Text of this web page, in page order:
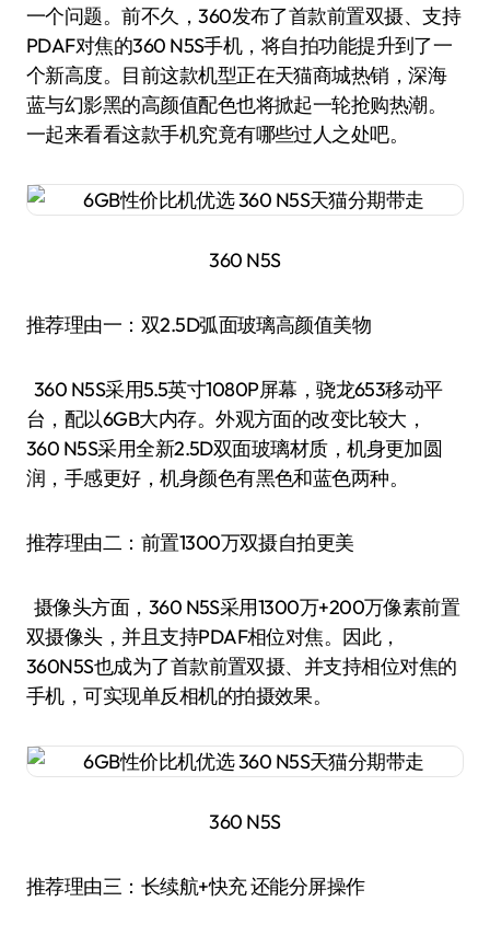
一个问题。前不久，360发布了首款前置双摄、支持
PDAF对焦的360 N5S手机，将自拍功能提升到了一
个新高度。目前这款机型正在天猫商城热销，深海
蓝与幻影黑的高颜值配色也将掀起一轮抢购热潮。
一起来看看这款手机究竟有哪些过人之处吧。
360 N5S
推荐理由一：双2.5D弧面玻璃高颜值美物
360 N5S采用5.5英寸1080P屏幕，骁龙653移动平
台，配以6GB大内存。外观方面的改变比较大，
360 N5S采用全新2.5D双面玻璃材质，机身更加圆
润，手感更好，机身颜色有黑色和蓝色两种。
推荐理由二：前置1300万双摄自拍更美
摄像头方面，360 N5S采用1300万+200万像素前置
双摄像头，并且支持PDAF相位对焦。因此，
360N5S也成为了首款前置双摄、并支持相位对焦的
手机，可实现单反相机的拍摄效果。
360 N5S
推荐理由三：长续航+快充 还能分屏操作